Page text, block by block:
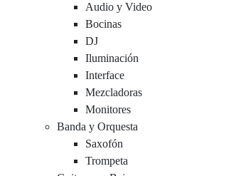
Audio y Video
Bocinas
DJ
Iluminación
Interface
Mezcladoras
Monitores
Banda y Orquesta
Saxofón
Trompeta